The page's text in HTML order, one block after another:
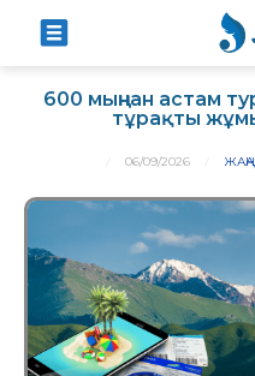
600 мыңнан астам
тұрақты
06/09/2026